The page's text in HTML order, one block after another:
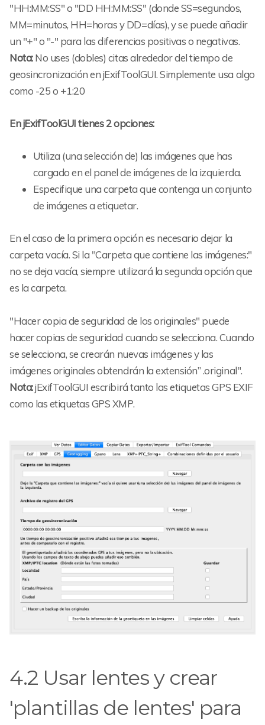
"HH:MM:SS" o "DD HH:MM:SS" (donde SS=segundos,
MM=minutos, HH=horas y DD=días), y se puede añadir
un "+" o "-" para las diferencias positivas o negativas.
Nota:No uses (dobles) citas alrededor del tiempo de
geosincronización en jExifToolGUI. Simplemente usa algo
como -25 o +1:20
En jExifToolGUI tienes 2 opciones:
Utiliza (una selección de) las imágenes que has
cargado en el panel de imágenes de la izquierda.
Especifique una carpeta que contenga un conjunto
de imágenes a etiquetar.
En el caso de la primera opción es necesario dejar la
carpeta vacía. Si la "Carpeta que contiene las imágenes:"
no se deja vacía, siempre utilizará la segunda opción que
es la carpeta.
"Hacer copia de seguridad de los originales" puede
hacer copias de seguridad cuando se selecciona. Cuando
se selecciona, se crearán nuevas imágenes y las
imágenes originales obtendrán la extensión” .original".
Nota:jExifToolGUI escribirá tanto las etiquetas GPS EXIF
como las etiquetas GPS XMP.
4.2 Usar lentes y crear
'plantillas de lentes' para